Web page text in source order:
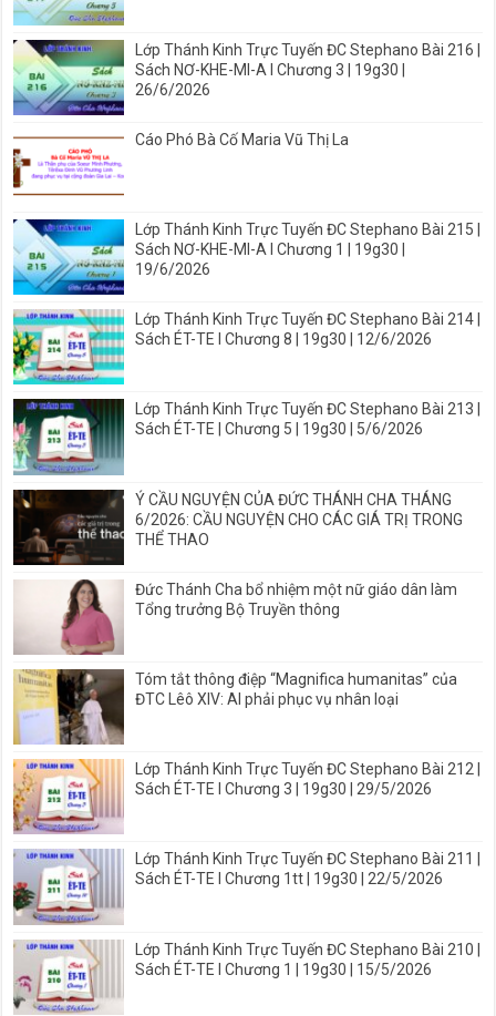
Lớp Thánh Kinh Trực Tuyến ĐC Stephano Bài 216 |
Sách NƠ-KHE-MI-A I Chương 3 | 19g30 |
26/6/2026
Cáo Phó Bà Cố Maria Vũ Thị La
Lớp Thánh Kinh Trực Tuyến ĐC Stephano Bài 215 |
Sách NƠ-KHE-MI-A I Chương 1 | 19g30 |
19/6/2026
Lớp Thánh Kinh Trực Tuyến ĐC Stephano Bài 214 |
Sách ÉT-TE I Chương 8 | 19g30 | 12/6/2026
Lớp Thánh Kinh Trực Tuyến ĐC Stephano Bài 213 |
Sách ÉT-TE | Chương 5 | 19g30 | 5/6/2026
Ý CẦU NGUYỆN CỦA ĐỨC THÁNH CHA THÁNG
6/2026: CẦU NGUYỆN CHO CÁC GIÁ TRỊ TRONG
THỂ THAO
Đức Thánh Cha bổ nhiệm một nữ giáo dân làm
Tổng trưởng Bộ Truyền thông
Tóm tắt thông điệp “Magnifica humanitas” của
ĐTC Lêô XIV: AI phải phục vụ nhân loại
Lớp Thánh Kinh Trực Tuyến ĐC Stephano Bài 212 |
Sách ÉT-TE I Chương 3 | 19g30 | 29/5/2026
Lớp Thánh Kinh Trực Tuyến ĐC Stephano Bài 211 |
Sách ÉT-TE I Chương 1tt | 19g30 | 22/5/2026
Lớp Thánh Kinh Trực Tuyến ĐC Stephano Bài 210 |
Sách ÉT-TE I Chương 1 | 19g30 | 15/5/2026